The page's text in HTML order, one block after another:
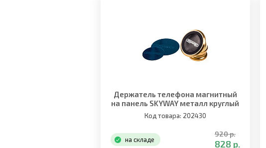
Держатель телефона магнитный
на панель SKYWAY металл круглый
Золотой
Код товара: 202430
на складе
920 р.
828 р.